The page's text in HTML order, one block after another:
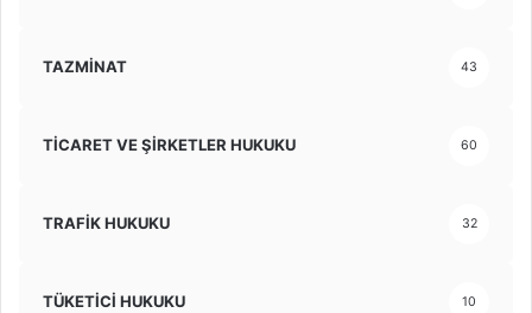
TAZMİNAT 43
TİCARET VE ŞİRKETLER HUKUKU 60
TRAFİK HUKUKU 32
TÜKETİCİ HUKUKU 10